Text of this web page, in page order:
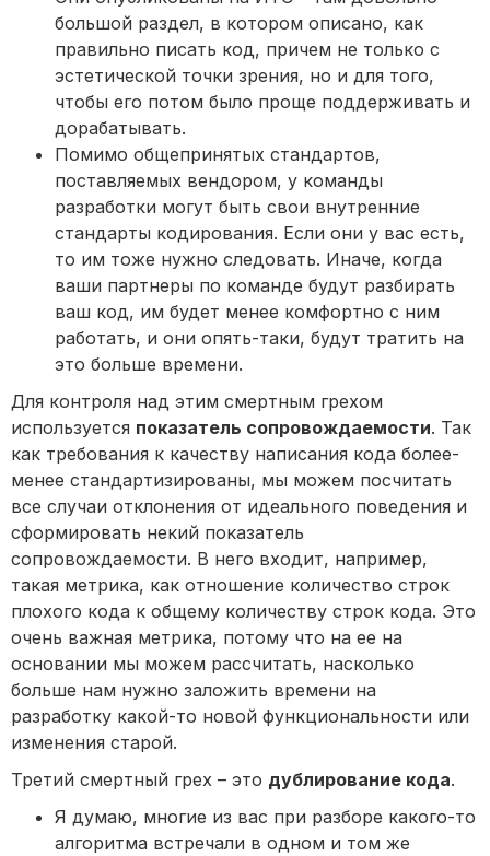
большой раздел, в котором описано, как
правильно писать код, причем не только с
эстетической точки зрения, но и для того,
чтобы его потом было проще поддерживать и
дорабатывать.
Помимо общепринятых стандартов,
поставляемых вендором, у команды
разработки могут быть свои внутренние
стандарты кодирования. Если они у вас есть,
то им тоже нужно следовать. Иначе, когда
ваши партнеры по команде будут разбирать
ваш код, им будет менее комфортно с ним
работать, и они опять-таки, будут тратить на
это больше времени.
Для контроля над этим смертным грехом
используется показатель сопровождаемости. Так
как требования к качеству написания кода более-
менее стандартизированы, мы можем посчитать
все случаи отклонения от идеального поведения и
сформировать некий показатель
сопровождаемости. В него входит, например,
такая метрика, как отношение количество строк
плохого кода к общему количеству строк кода. Это
очень важная метрика, потому что на ее на
основании мы можем рассчитать, насколько
больше нам нужно заложить времени на
разработку какой-то новой функциональности или
изменения старой.
Третий смертный грех – это дублирование кода.
Я думаю, многие из вас при разборе какого-то
алгоритма встречали в одном и том же